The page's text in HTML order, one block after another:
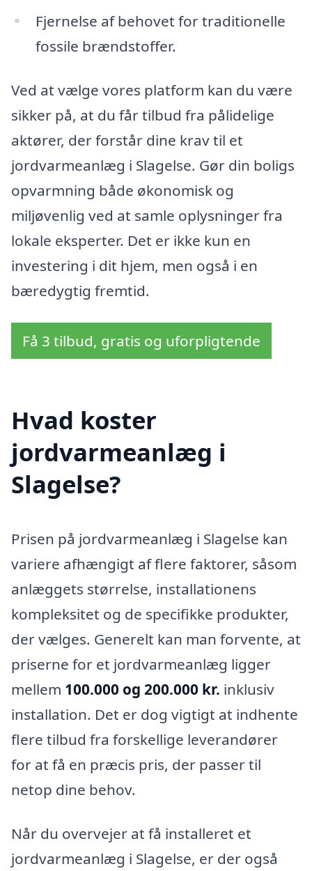
Fjernelse af behovet for traditionelle
fossile brændstoffer.
Ved at vælge vores platform kan du være
sikker på, at du får tilbud fra pålidelige
aktører, der forstår dine krav til et
jordvarmeanlæg i Slagelse. Gør din boligs
opvarmning både økonomisk og
miljøvenlig ved at samle oplysninger fra
lokale eksperter. Det er ikke kun en
investering i dit hjem, men også i en
bæredygtig fremtid.
Få 3 tilbud, gratis og uforpligtende
Hvad koster
jordvarmeanlæg i
Slagelse?
Prisen på jordvarmeanlæg i Slagelse kan
variere afhængigt af flere faktorer, såsom
anlæggets størrelse, installationens
kompleksitet og de specifikke produkter,
der vælges. Generelt kan man forvente, at
priserne for et jordvarmeanlæg ligger
mellem 100.000 og 200.000 kr. inklusiv
installation. Det er dog vigtigt at indhente
flere tilbud fra forskellige leverandører
for at få en præcis pris, der passer til
netop dine behov.
Når du overvejer at få installeret et
jordvarmeanlæg i Slagelse, er der også